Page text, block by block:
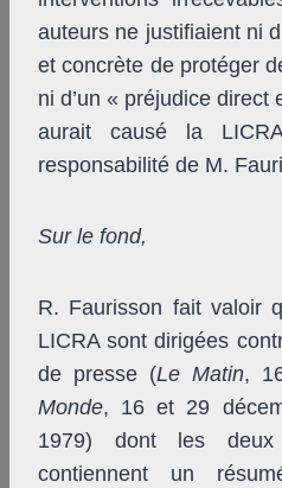
auteurs ne justifiaient ni
et concrète de protéger
ni d’un « préjudice
aurait causé la
responsabilité de M.
Sur le fond,
R. Faurisson fait valoir
LICRA sont dirigées
de presse (Le Matin,
Monde, 16 et 29
1979) dont les deux
contiennent un